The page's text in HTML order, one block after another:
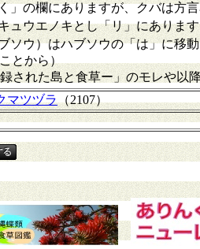
の欄にありますが、クバは方
ウエノキとし「リ」にありま
ウ）はハブソウの「は」に移
ことから）
された島と食草ー」のモレや以
マツヅラ（2107）